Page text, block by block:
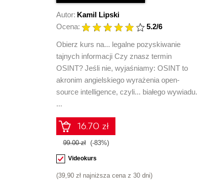
Autor: Kamil Lipski
Ocena:
5.2/6
Obierz kurs na... legalne pozyskiwanie
tajnych informacji Czy znasz termin
OSINT? Jeśli nie, wyjaśniamy: OSINT to
akronim angielskiego wyrażenia open-
source intelligence, czyli... białego wywiadu.
...
16.70 zł
99.00 zł (-83%)
Videokurs
(39,90 zł najniższa cena z 30 dni)